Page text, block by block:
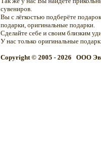
сувениров.
Вы с лёгкостью подберёте
подарки, оригинальные подарки.
Сделайте себе и своим близким
У нас только оригинальные
Copyright © 2005 - 2026 OOO